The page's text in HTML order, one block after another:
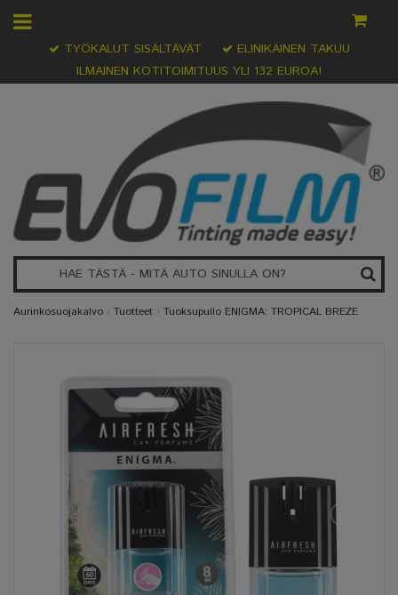
ILMAINEN KOTITOIMITUUS YLI 132 EUROA!
TYÖKALUT SISÄLTÄVÄT ELINIKÄINEN TAKUU
Aurinkosuojakalvo › Tuotteet › Tuoksupullo ENIGMA: TROPICAL BREZE